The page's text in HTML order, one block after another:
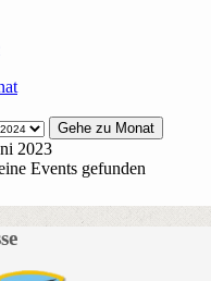
Gehe zu Monat
2023
Events gefunden